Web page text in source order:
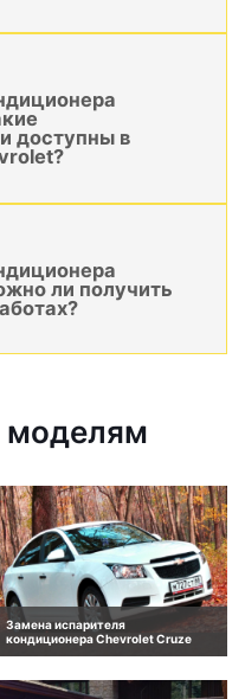
доступны в
ли получить
моделям
Замена испарителя
кондиционера Chevrolet Cruze